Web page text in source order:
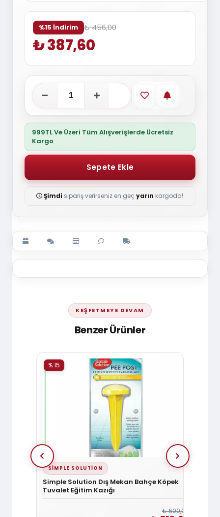
%15 İndirim ₺ 456,00
₺ 387,60
Favorilere ekle
Stoğa
999TL Ve Üzeri Tüm Alışverişlerde Ücretsiz
Kargo
Şimdi sipariş verirseniz en geçyarın kargoda!
KEŞFETMEYE DEVAM
Benzer Ürünler
SIMPLE SOLUTION
Simple Solution Dış Mekan Bahçe Köpek
Tuvalet Eğitim Kazığı
% 15
₺ 600,00